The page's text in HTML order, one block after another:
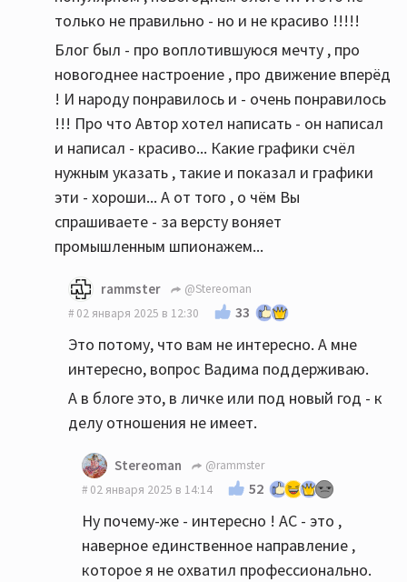
только не правильно - но и не красиво !!!!!
Блог был - про воплотившуюся мечту , про
новогоднее настроение , про движение вперёд
! И народу понравилось и - очень понравилось
!!! Про что Автор хотел написать - он написал
и написал - красиво... Какие графики счёл
нужным указать , такие и показал и графики
эти - хороши... А от того , о чём Вы
спрашиваете - за версту воняет
промышленным шпионажем...
rammster
@Stereoman
02 января 2025 в 12:30
33
Это потому, что вам не интересно. А мне
интересно, вопрос Вадима поддерживаю.
А в блоге это, в личке или под новый год - к
делу отношения не имеет.
Stereoman
@rammster
02 января 2025 в 14:14
52
Ну почему-же - интересно ! АС - это ,
наверное единственное направление ,
которое я не охватил профессионально.